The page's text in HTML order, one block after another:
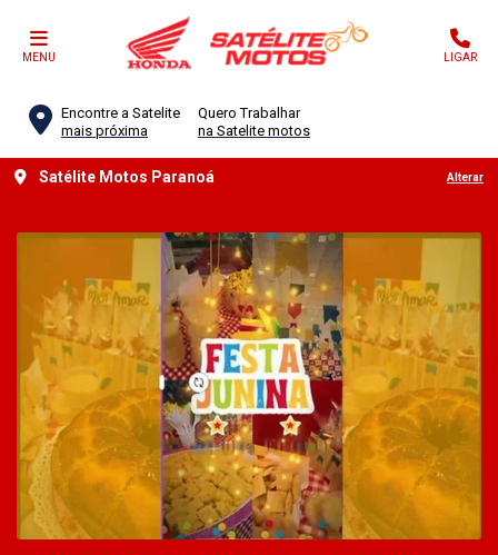
MENU LIGAR
Encontre a Satelite
mais próxima
Quero Trabalhar
na Satelite motos
Satélite Motos Paranoá Alterar